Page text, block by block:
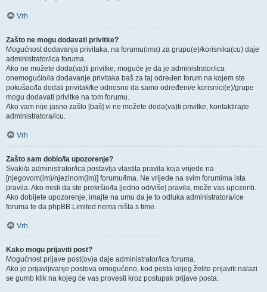
Vrh
Zašto ne mogu dodavati privitke?
Mogućnost dodavanja privitaka, na forumu(ima) za grupu(e)/korisnika(cu) daje
administrator/ica foruma.
Ako ne možete doda(va)ti privitke, moguće je da je administrator/ica
onemogućio/la dodavanje privitaka baš za taj određen forum na kojem ste
pokušao/la dodati privitak/ke odnosno da samo određeni/e korisnici(e)/grupe
mogu dodavati privitke na tom forumu.
Ako vam nije jasno zašto [baš] vi ne možete doda(va)ti privitke, kontaktirajte
administratora/icu.
Vrh
Zašto sam dobio/la upozorenje?
Svaki/a administrator/ica postavlja vlastita pravila koja vrijede na
[njegovom(im)/njezinom(im)] forumu/ima. Ne vrijede na svim forumima ista
pravila. Ako misli da ste prekršio/la [jedno od/više] pravila, može vas upozoriti.
Ako dobijete upozorenje, imajte na umu da je to odluka administratora/ice
foruma te da phpBB Limited nema ništa s time.
Vrh
Kako mogu prijaviti post?
Mogućnost prijave post(ov)a daje administrator/ica foruma.
Ako je prijavljivanje postova omogućeno, kod posta kojeg želite prijaviti nalazi
se gumb klik na kojeg će vas provesti kroz postupak prijave posta.